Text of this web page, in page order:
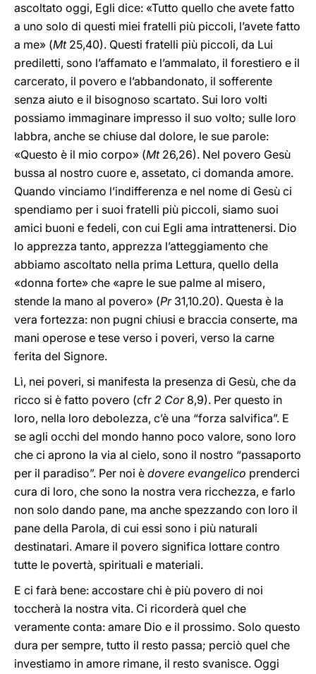
ascoltato oggi, Egli dice: «Tutto quello che avete fatto
a uno solo di questi miei fratelli più piccoli, l’avete fatto
a me» (Mt25,40). Questi fratelli più piccoli, da Lui
prediletti, sono l’affamato e l’ammalato, il forestiero e il
carcerato, il povero e l’abbandonato, il sofferente
senza aiuto e il bisognoso scartato. Sui loro volti
possiamo immaginare impresso il suo volto; sulle loro
labbra, anche se chiuse dal dolore, le sue parole:
«Questo è il mio corpo» (Mt26,26). Nel povero Gesù
bussa al nostro cuore e, assetato, ci domanda amore.
Quando vinciamo l’indifferenza e nel nome di Gesù ci
spendiamo per i suoi fratelli più piccoli, siamo suoi
amici buoni e fedeli, con cui Egli ama intrattenersi. Dio
lo apprezza tanto, apprezza l’atteggiamento che
abbiamo ascoltato nella prima Lettura, quello della
«donna forte» che «apre le sue palme al misero,
stende la mano al povero» (Pr31,10.20). Questa è la
vera fortezza: non pugni chiusi e braccia conserte, ma
mani operose e tese verso i poveri, verso la carne
ferita del Signore.
Lì, nei poveri, si manifesta la presenza di Gesù, che da
ricco si è fatto povero (cfr 2 Cor8,9). Per questo in
loro, nella loro debolezza, c’è una “forza salvifica”. E
se agli occhi del mondo hanno poco valore, sono loro
che ci aprono la via al cielo, sono il nostro “passaporto
per il paradiso”. Per noi è dovere evangelico prenderci
cura di loro, che sono la nostra vera ricchezza, e farlo
non solo dando pane, ma anche spezzando con loro il
pane della Parola, di cui essi sono i più naturali
destinatari. Amare il povero significa lottare contro
tutte le povertà, spirituali e materiali.
E ci farà bene: accostare chi è più povero di noi
toccherà la nostra vita. Ci ricorderà quel che
veramente conta: amare Dio e il prossimo. Solo questo
dura per sempre, tutto il resto passa; perciò quel che
investiamo in amore rimane, il resto svanisce. Oggi